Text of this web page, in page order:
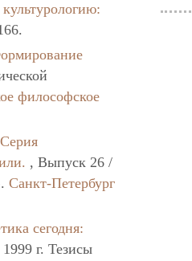
философское
Серия
, Выпуск 26 /
Санкт-Петербург
сегодня:
г. Тезисы